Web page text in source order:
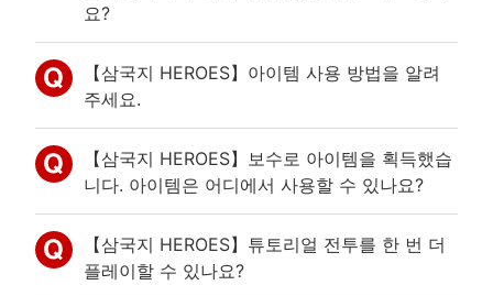
요?
【삼국지 HEROES】아이템 사용 방법을 알려
주세요.
【삼국지 HEROES】보수로 아이템을 획득했습
니다. 아이템은 어디에서 사용할 수 있나요?
【삼국지 HEROES】튜토리얼 전투를 한 번 더
플레이할 수 있나요?